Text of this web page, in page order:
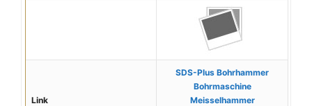
Link
SDS-Plus Bohrhammer
Bohrmaschine
Meisselhammer